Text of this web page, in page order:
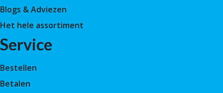
Blogs & Adviezen
Het hele assortiment
Service
Bestellen
Betalen